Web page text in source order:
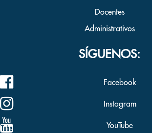
Docentes
Administrativos
SÍGUENOS:
Facebook
Instagram
YouTube